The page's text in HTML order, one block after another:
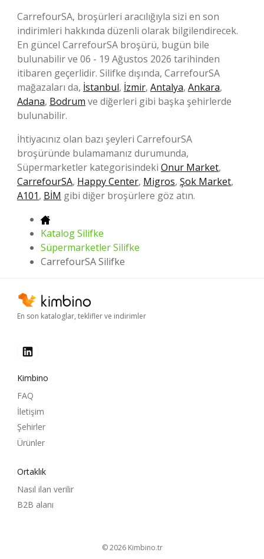
CarrefourSA, broşürleri aracılığıyla sizi en son
indirimleri hakkında düzenli olarak bilgilendirecek.
En güncel CarrefourSA broşürü, bugün bile
bulunabilir ve 06 - 19 Ağustos 2026 tarihinden
itibaren geçerlidir. Silifke dışında, CarrefourSA
mağazaları da, İstanbul, İzmir, Antalya, Ankara,
Adana, Bodrum ve diğerleri gibi başka şehirlerde
bulunabilir.
İhtiyacınız olan bazı şeyleri CarrefourSA
broşüründe bulamamanız durumunda,
Süpermarketler kategorisindeki Onur Market,
CarrefourSA, Happy Center, Migros, Şok Market,
A101, BİM gibi diğer broşürlere göz atın.
Katalog Silifke
Süpermarketler Silifke
CarrefourSA Silifke
En son kataloglar, teklifler ve indirimler
Kimbino
FAQ
İletişim
Şehirler
Ürünler
Ortaklık
Nasıl ilan verilir
B2B alanı
© 2026 kimbino.tr